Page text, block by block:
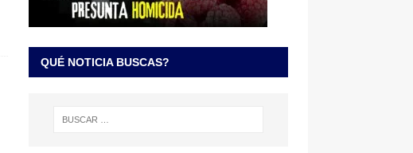
QUÉ NOTICIA BUSCAS?